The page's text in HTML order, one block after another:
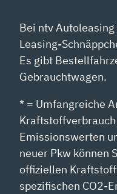
Bei ntv
Leasing-
Es gibt
Gebrauchtwagen.
* = Umfangreiche
Emissionswerten
neuer Pkw können
offiziellen
spezifischen CO2-